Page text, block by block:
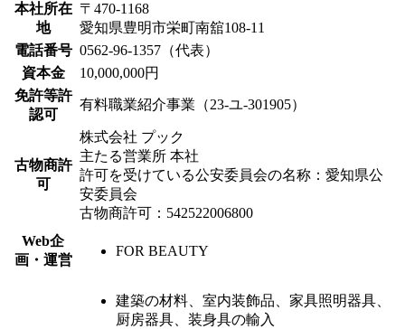
本社所在
地
〒470-1168
愛知県豊明市栄町南舘108-11
電話番号 0562-96-1357（代表）
資本金
10,000,000円
免許等許
認可
有料職業紹介事業（23-ユ-301905）
古物商許
可
株式会社 プック
主たる営業所 本社
許可を受けている公安委員会の名称：愛知県公
安委員会
古物商許可：542522006800
Web企
画・運営
FOR BEAUTY
建築の材料、室内装飾品、家具照明器具、
厨房器具、装身具の輸入